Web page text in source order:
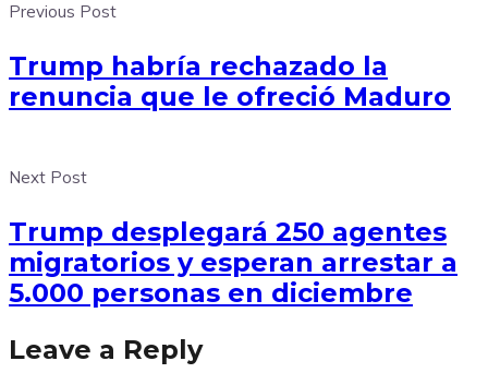
Previous Post
Trump habría rechazado la
renuncia que le ofreció Maduro
Next Post
Trump desplegará 250 agentes
migratorios y esperan arrestar a
5.000 personas en diciembre
Leave a Reply